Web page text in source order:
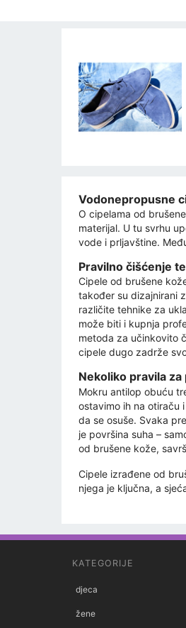
Vodonepropusne
O cipelama od
materijal. U tu svrhu
vode i prljavštine.
Pravilno čišćenje
Cipele od brušene
također su dizajnirani
različite tehnike za
može biti i kupnja
metoda za učinkovito
cipele dugo zadrže
Nekoliko pravila
Mokru antilop obuću
ostavimo ih na otiraču
da se osuše. Svaka
je površina suha –
od brušene kože,
Cipele izrađene od
njega je ključna, a
KATEGORIJE
djeca
žene